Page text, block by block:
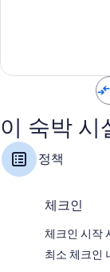
매
아
요,
이
용
후
이 숙박 시
정책
체크인
체크인 시작
최소 체크인